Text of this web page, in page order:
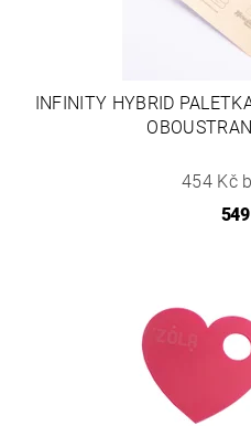
INFINITY HYBRID
454 Kč